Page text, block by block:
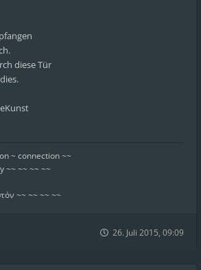
diese Tür
~ connection ~~
~~ ~~ ~~ ~~
~~ ~~ ~~ ~~
26. Juli 2015, 09:09